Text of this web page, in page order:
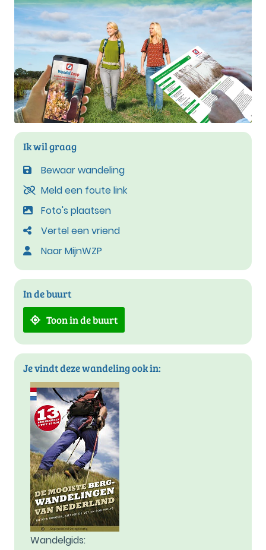
Ik wil graag
Bewaar wandeling
Meld een foute link
Foto's plaatsen
Vertel een vriend
Naar MijnWZP
In de buurt
Toon in de buurt
Je vindt deze wandeling ook in:
Wandelgids: